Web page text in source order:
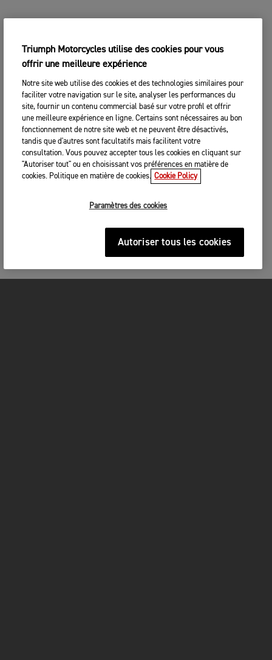
Triumph Motorcycles utilise des cookies pour vous
offrir une meilleure expérience
Notre site web utilise des cookies et des technologies similaires pour
faciliter votre navigation sur le site, analyser les performances du
site, fournir un contenu commercial basé sur votre profil et offrir
une meilleure expérience en ligne. Certains sont nécessaires au bon
fonctionnement de notre site web et ne peuvent être désactivés,
tandis que d'autres sont facultatifs mais facilitent votre
consultation. Vous pouvez accepter tous les cookies en cliquant sur
"Autoriser tout" ou en choisissant vos préférences en matière de
cookies. Politique en matière de cookies. Cookie Policy
Paramètres des cookies
Autoriser tous les cookies